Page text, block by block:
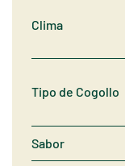
Clima
Tipo de Cogollo
Sabor